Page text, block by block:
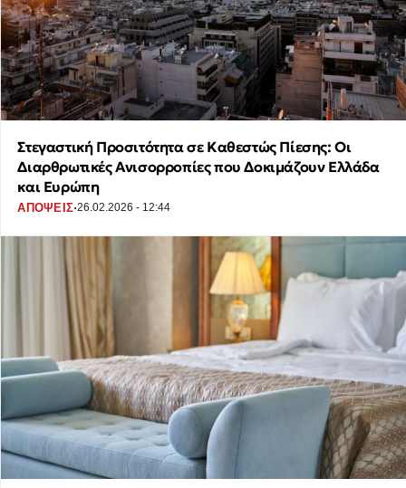
Στεγαστική Προσιτότητα σε Καθεστώς Πίεσης: Οι
Διαρθρωτικές Ανισορροπίες που Δοκιμάζουν Ελλάδα
και Ευρώπη
ΑΠΟΨΕΙΣ·26.02.2026 - 12:44